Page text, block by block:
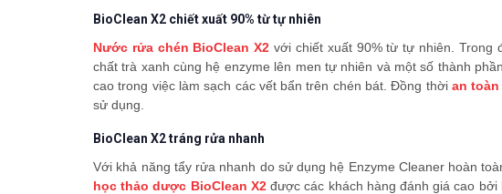
BioClean X2 chiết xuất 90% từ tự nhiên
Nước rửa chén BioClean X2 với chiết xuất 90% từ tự nhiên. Trong
chất trà xanh cùng hệ enzyme lên men tự nhiên và một số thành
cao trong việc làm sạch các vết bẩn trên chén bát. Đồng thời an
sử dụng.
BioClean X2 tráng rửa nhanh
Với khả năng tẩy rửa nhanh do sử dụng hệ Enzyme Cleaner hoàn
học thảo dược BioClean X2được các khách hàng đánh giá cao bởi